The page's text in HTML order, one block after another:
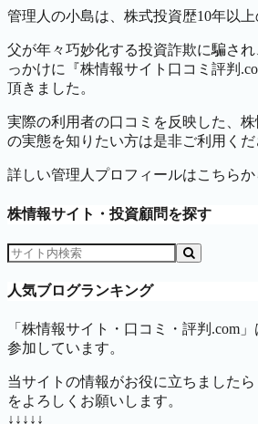
管理人の小島は、株式投資歴10年以上
父が年々巧妙化する投資詐欺に騙さ
っかけに『株情報サイト口コミ評判
頂きました。
実際の利用者の口コミを反映した、
の実態を知りたい方は是非ご利用くだ
詳しい管理人プロフィールはこちらか
株情報サイト・投資顧問を探す
人気ブログランキング
「株情報サイト・口コミ・評判.com
参加しています。
当サイトの情報がお役に立ちました
をよろしくお願いします。
↓↓↓↓↓